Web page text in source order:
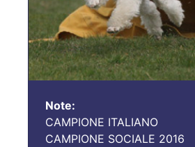
Note:
CAMPIONE ITALIANO
CAMPIONE SOCIALE 2016